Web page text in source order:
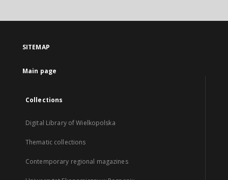
SITEMAP
Main page
Collections
Digital Library of Wielkopolska
Thematic collections
Contemporary regional magazines